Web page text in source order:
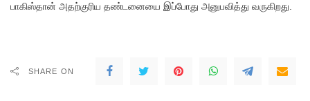
பாகிஸ்தான் அதற்குரிய தண்டனையை இப்போது அனுபவித்து வருகிறது.
SHARE ON